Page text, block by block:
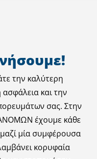
την καλύτερη
και την
σας. Στην
έχουμε κάθε
μία συμφέρουσα
κορυφαία